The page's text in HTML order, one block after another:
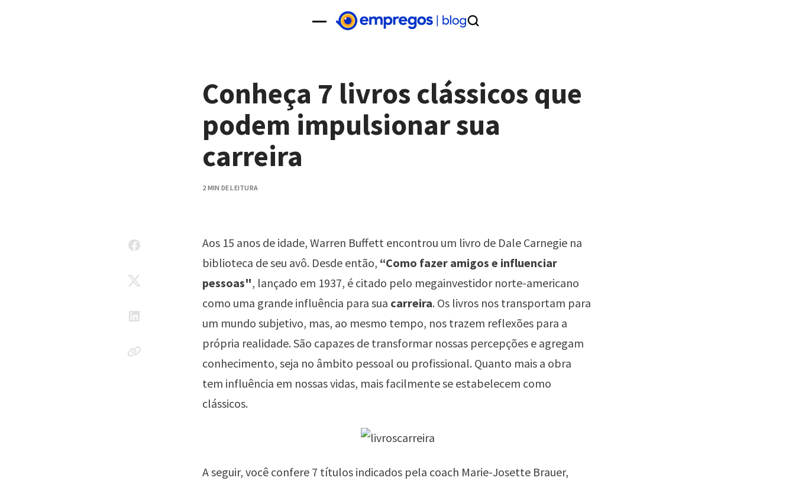
Conheça 7 livros clássicos que
podem impulsionar sua
carreira
2 MIN DE LEITURA
Aos 15 anos de idade, Warren Buffett encontrou um livro de Dale Carnegie na
biblioteca de seu avô. Desde então, “Como fazer amigos e influenciar
pessoas", lançado em 1937, é citado pelo megainvestidor norte-americano
como uma grande influência para sua carreira. Os livros nos transportam para
um mundo subjetivo, mas, ao mesmo tempo, nos trazem reflexões para a
própria realidade. São capazes de transformar nossas percepções e agregam
conhecimento, seja no âmbito pessoal ou profissional. Quanto mais a obra
tem influência em nossas vidas, mais facilmente se estabelecem como
clássicos.
A seguir, você confere 7 títulos indicados pela coach Marie-Josette Brauer,